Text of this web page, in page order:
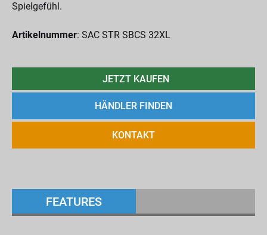
Spielgefühl.
Artikelnummer: SAC STR SBCS 32XL
JETZT KAUFEN
HÄNDLER FINDEN
KONTAKT
FEATURES